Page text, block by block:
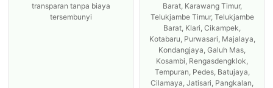
transparan tanpa biaya
tersembunyi
Barat, Karawang Timur,
Telukjambe Timur, Telukjambe
Barat, Klari, Cikampek,
Kotabaru, Purwasari, Majalaya,
Kondangjaya, Galuh Mas,
Kosambi, Rengasdengklok,
Tempuran, Pedes, Batujaya,
Cilamaya, Jatisari, Pangkalan,